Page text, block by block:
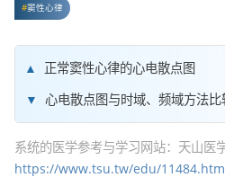
窦性心律
正常窦性心律的心电散点图
心电散点图与时域、频域方法比
系统的医学参考与学习网站：天山医
https://www.tsu.tw/edu/